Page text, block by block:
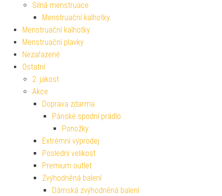
Silná menstruace
Menstruační kalhotky
Menstruační kalhotky
Menstruační plavky
Nezařazené
Ostatní
2. jakost
Akce
Doprava zdarma
Pánské spodní prádlo
Ponožky
Extrémní výprodej
Poslední velikost
Premium outlet
Zvýhodněná balení
Dámská zvýhodněná balení